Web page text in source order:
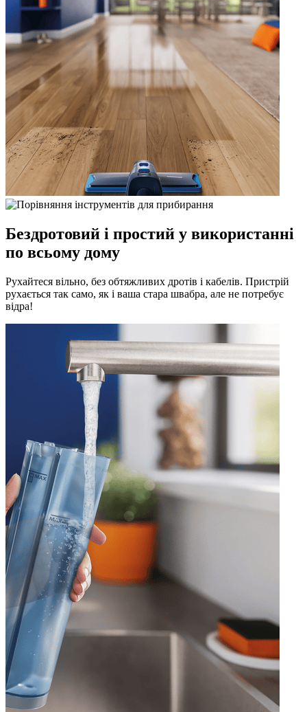
Бездротовий і простий у використанні
по всьому дому
Рухайтеся вільно, без обтяжливих дротів і кабелів. Пристрій
рухається так само, як і ваша стара швабра, але не потребує
відра!